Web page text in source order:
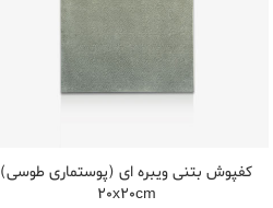
کفپوش بتنی ویبره ای (پوستماری طوسی)
20x20cm